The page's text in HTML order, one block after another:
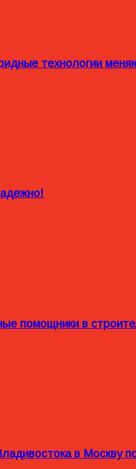
технологии
помощники в
в Москву